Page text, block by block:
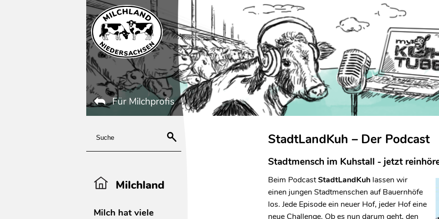
Für Milchprofis
Milchland
Milch hat viele
StadtLandKuh – Der Podcast
Stadtmensch im Kuhstall - jetzt
Beim PodcastStadtLandKuh lassen wir
einen jungen Stadtmenschen auf Bauernhöfe
los. Jede Episode ein neuer Hof, jeder Hof eine
neue Challenge. Ob es nun darum geht, den